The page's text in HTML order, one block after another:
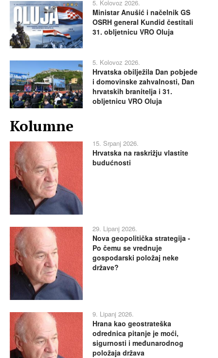
5. Kolovoz 2026.
Ministar Anušić i načelnik GS
OSRH general Kundid čestitali
31. obljetnicu VRO Oluja
5. Kolovoz 2026.
Hrvatska obilježila Dan pobjede
i domovinske zahvalnosti, Dan
hrvatskih branitelja i 31.
obljetnicu VRO Oluja
Kolumne
15. Srpanj 2026.
Hrvatska na raskrižju vlastite
budućnosti
29. Lipanj 2026.
Nova geopolitička strategija -
Po čemu se vrednuje
gospodarski položaj neke
države?
9. Lipanj 2026.
Hrana kao geostrateška
odrednica pitanje je moći,
sigurnosti i međunarodnog
položaja država